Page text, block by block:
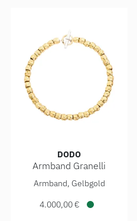
DBC6025-GRANE-0009A,
DODO
Armband Granelli
DoDo Armband Granelli,
Armband, Gelbgold
4.000,00 €